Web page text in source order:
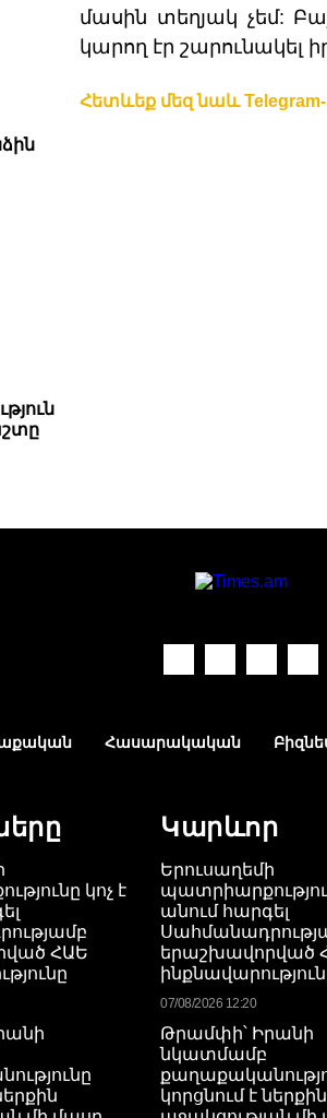
մասին տեղյակ չեմ:
կարող էր շարունակել
Հետևեք մեզ նաև Telegram-
Հասարակական
կոչ է
ՀԱԵ
Կարևոր
Երուսաղեմի
անում հարգել
երաշխավորված
07/08/2026 12:20
Թրամփի՝ Իրանի
նկատմամբ
կորցնում է ներքին